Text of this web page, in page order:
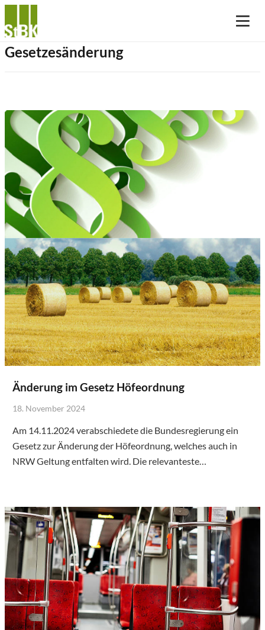
Gesetzesänderung
Änderung im Gesetz Höfeordnung
18. November 2024
Am 14.11.2024 verabschiedete die Bundesregierung ein
Gesetz zur Änderung der Höfeordnung, welches auch in
NRW Geltung entfalten wird. Die relevanteste…